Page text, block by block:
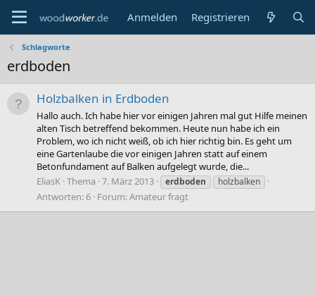
Anmelden Registrieren
Schlagworte
erdboden
Holzbalken in Erdboden
Hallo auch. Ich habe hier vor einigen Jahren mal gut Hilfe meinen
alten Tisch betreffend bekommen. Heute nun habe ich ein
Problem, wo ich nicht weiß, ob ich hier richtig bin. Es geht um
eine Gartenlaube die vor einigen Jahren statt auf einem
Betonfundament auf Balken aufgelegt wurde, die...
EliasK Thema 7. März 2013 erdboden holzbalken
Antworten: 6 Forum:Amateur fragt